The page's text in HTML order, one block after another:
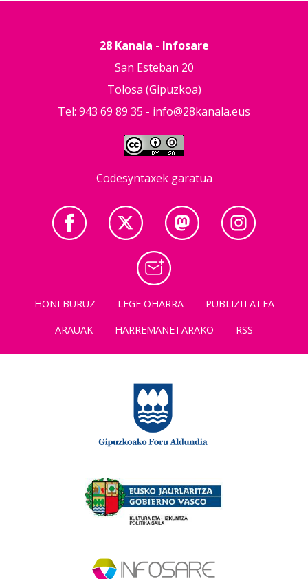
28 Kanala - Infosare
San Esteban 20
Tolosa (Gipuzkoa)
Tel: 943 69 89 35 - info@28kanala.eus
Codesyntaxek garatua
HONI BURUZ LEGE OHARRA
PUBLIZITATEA
ARAUAK
HARREMANETARAKO RSS